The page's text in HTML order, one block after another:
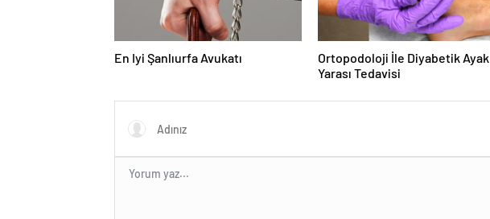
En Iyi Şanlıurfa Avukatı
Ortopodoloji İle Diyabetik Ayak
Yarası Tedavisi